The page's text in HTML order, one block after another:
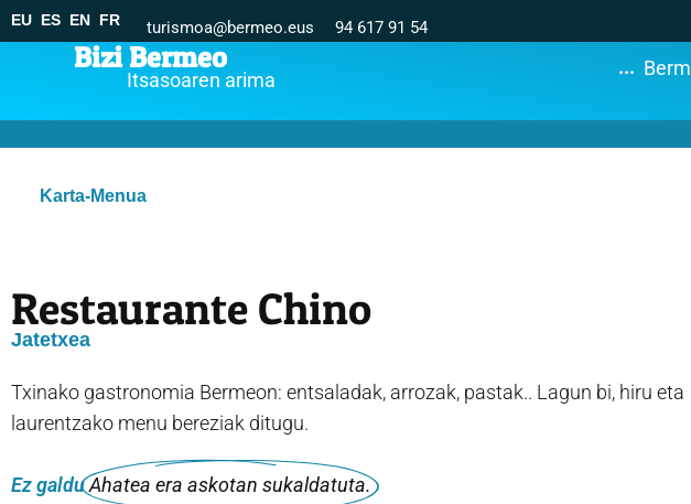
EU ES EN FR turismoa@bermeo.eus 94 617 91 54
Bizi Bermeo
Itsasoaren arima
...
Karta-Menua
Restaurante Chino
Jatetxea
Txinako gastronomia Bermeon: entsaladak, arrozak, pastak.. Lagun bi, hiru eta
laurentzako menu bereziak ditugu.
Ez galduAhatea era askotan sukaldatuta.